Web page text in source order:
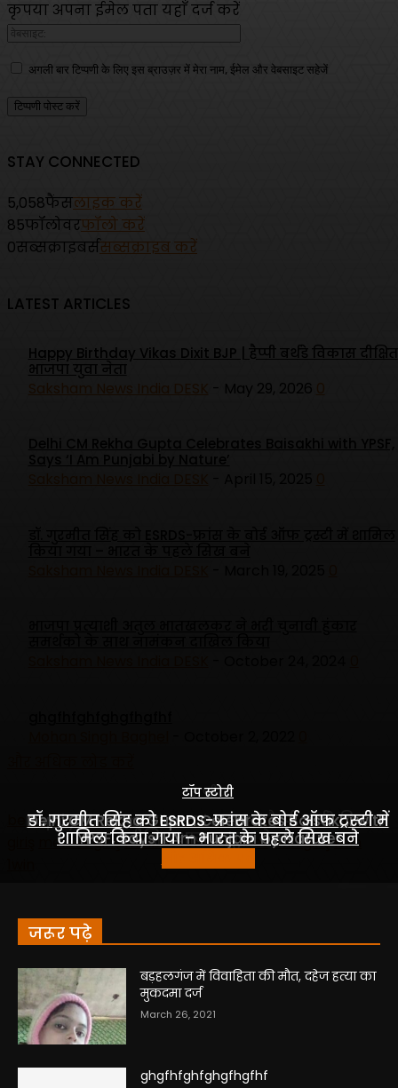
जरूर पढ़े
बड़हलगंज में विवाहिता की मौत, दहेज हत्या का
मुकदमा दर्ज
March 26, 2021
ghgfhfghfghgfhgfhf